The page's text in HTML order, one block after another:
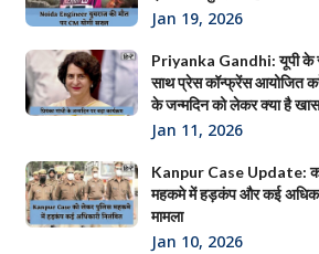
Jan 19, 2026
Priyanka Gandhi: यूपी के
साथ प्रेस कॉन्फ्रेंस आयोजित
के जन्मदिन को लेकर क्या है खास
Jan 11, 2026
Kanpur Case Update:
महकमे में हड़कंप और कई
मामला
Jan 10, 2026